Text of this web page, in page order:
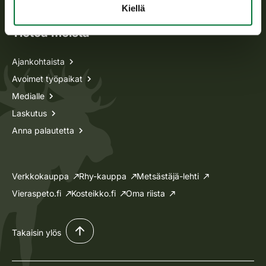
Kiellä
Tietoa meistä
Ajankohtaista
Avoimet työpaikat
Medialle
Laskutus
Anna palautetta
Verkkokauppa Rhy-kauppa
Metsästäjä-lehti
Vieraspeto.fi
Kosteikko.fi Oma riista
Takaisin ylös